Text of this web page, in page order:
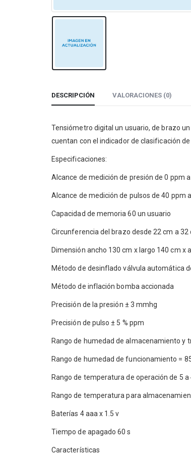
DESCRIPCIÓN VALORACIONES (0)
Tensiómetro digital un usuario, de brazo
cuentan con el indicador de clasificación
Especificaciones:
Alcance de medición de presión de 0 ppm
Alcance de medición de pulsos de 40 ppm
Capacidad de memoria 60 un usuario
Circunferencia del brazo desde 22 cm a 32
Dimensión ancho 130 cm x largo 140 cm x
Método de desinflado válvula automática
Método de inflación bomba accionada
Precisión de la presión ± 3 mmhg
Precisión de pulso ± 5 % ppm
Rango de humedad de almacenamiento y
Rango de humedad de funcionamiento =
Rango de temperatura de operación de 5 a
Rango de temperatura para
Baterías 4 aaa x 1.5 v
Tiempo de apagado 60 s
Características